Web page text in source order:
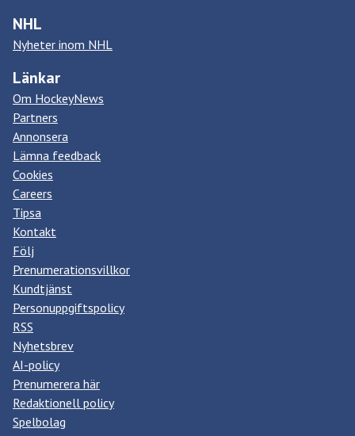
NHL
Nyheter inom NHL
Länkar
Om HockeyNews
Partners
Annonsera
Lämna feedback
Cookies
Careers
Tipsa
Kontakt
Följ
Prenumerationsvillkor
Kundtjänst
Personuppgiftspolicy
RSS
Nyhetsbrev
AI-policy
Prenumerera här
Redaktionell policy
Spelbolag